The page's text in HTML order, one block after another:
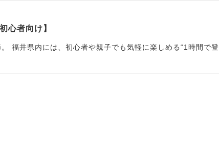
心者向け】
福井県内には、初心者や親子でも気軽に楽しめる“1時間で登